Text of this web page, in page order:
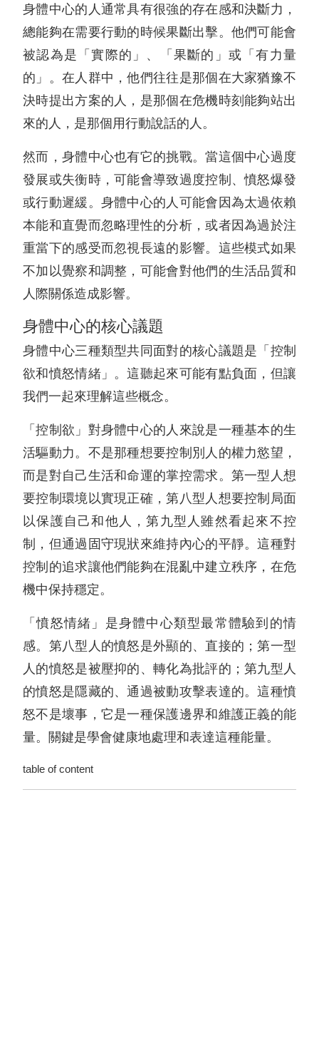
身體中心的人通常具有很強的存在感和決斷力，
總能夠在需要行動的時候果斷出擊。他們可能會
被認為是「實際的」、「果斷的」或「有力量
的」。在人群中，他們往往是那個在大家猶豫不
決時提出方案的人，是那個在危機時刻能夠站出
來的人，是那個用行動說話的人。
然而，身體中心也有它的挑戰。當這個中心過度
發展或失衡時，可能會導致過度控制、憤怒爆發
或行動遲緩。身體中心的人可能會因為太過依賴
本能和直覺而忽略理性的分析，或者因為過於注
重當下的感受而忽視長遠的影響。這些模式如果
不加以覺察和調整，可能會對他們的生活品質和
人際關係造成影響。
身體中心的核心議題
身體中心三種類型共同面對的核心議題是「控制
欲和憤怒情緒」。這聽起來可能有點負面，但讓
我們一起來理解這些概念。
「控制欲」對身體中心的人來說是一種基本的生
活驅動力。不是那種想要控制別人的權力慾望，
而是對自己生活和命運的掌控需求。第一型人想
要控制環境以實現正確，第八型人想要控制局面
以保護自己和他人，第九型人雖然看起來不控
制，但通過固守現狀來維持內心的平靜。這種對
控制的追求讓他們能夠在混亂中建立秩序，在危
機中保持穩定。
「憤怒情緒」是身體中心類型最常體驗到的情
感。第八型人的憤怒是外顯的、直接的；第一型
人的憤怒是被壓抑的、轉化為批評的；第九型人
的憤怒是隱藏的、通過被動攻擊表達的。這種憤
怒不是壞事，它是一種保護邊界和維護正義的能
量。關鍵是學會健康地處理和表達這種能量。
table of content